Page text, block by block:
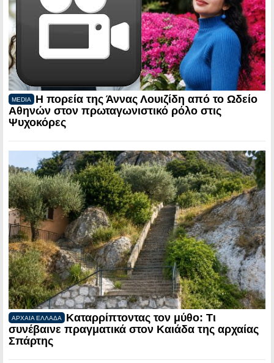
MEDIA
Η πορεία της Άννας Λουιζίδη από το Ωδείο
Αθηνών στον πρωταγωνιστικό ρόλο στις
Ψυχοκόρες
ΑΡΧΑΙΑ ΕΛΛΑΔΑ
Καταρρίπτοντας τον μύθο: Τι
συνέβαινε πραγματικά στον Καιάδα της αρχαίας
Σπάρτης